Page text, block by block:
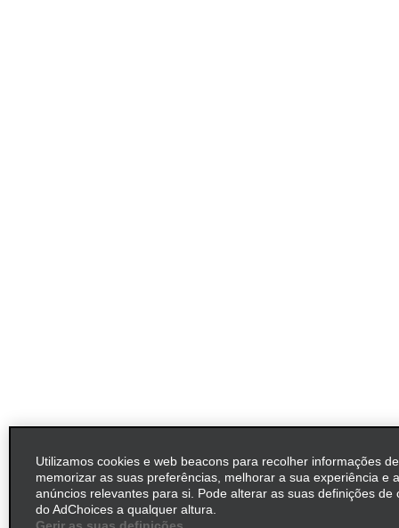
Utilizamos cookies e web beacons para recolher informações
memorizar as suas preferências, melhorar a sua experiência e
anúncios relevantes para si. Pode alterar as suas definições de
do AdChoices a qualquer altura.